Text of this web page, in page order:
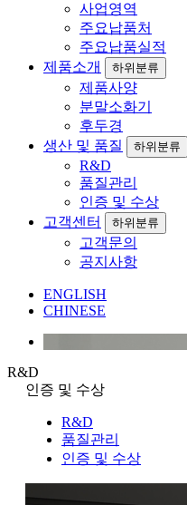
사업영역
주요납품처
주요납품실적
제품소개
하위분류
제품사양
분말소화기
후두경
생산 및 품질
하위분류
R&D
품질관리
인증 및 수상
고객센터
하위분류
고객문의
공지사항
ENGLISH
CHINESE
R&D
인증 및 수상
R&D
품질관리
인증 및 수상